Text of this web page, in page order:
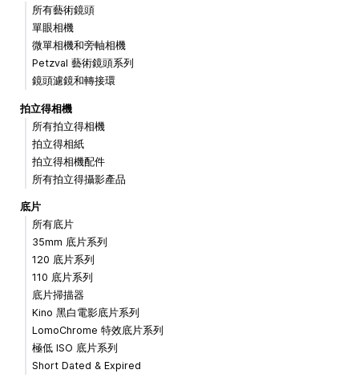
所有藝術鏡頭
單眼相機
微單相機和旁軸相機
Petzval 藝術鏡頭系列
鏡頭濾鏡和轉接環
拍立得相機
所有拍立得相機
拍立得相紙
拍立得相機配件
所有拍立得攝影產品
底片
所有底片
35mm 底片系列
120 底片系列
110 底片系列
底片掃描器
Kino 黑白電影底片系列
LomoChrome 特效底片系列
極低 ISO 底片系列
Short Dated & Expired